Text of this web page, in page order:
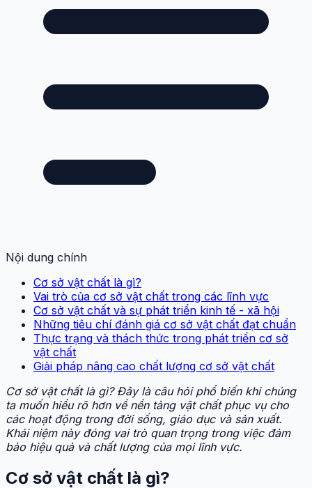
Nội dung chính
Cơ sở vật chất là gì?
Vai trò của cơ sở vật chất trong các lĩnh vực
Cơ sở vật chất và sự phát triển kinh tế - xã hội
Những tiêu chí đánh giá cơ sở vật chất đạt chuẩn
Thực trạng và thách thức trong phát triển cơ sở
vật chất
Giải pháp nâng cao chất lượng cơ sở vật chất
Cơ sở vật chất là gì? Đây là câu hỏi phổ biến khi chúng
ta muốn hiểu rõ hơn về nền tảng vật chất phục vụ cho
các hoạt động trong đời sống, giáo dục và sản xuất.
Khái niệm này đóng vai trò quan trọng trong việc đảm
bảo hiệu quả và chất lượng của mọi lĩnh vực.
Cơ sở vật chất là gì?